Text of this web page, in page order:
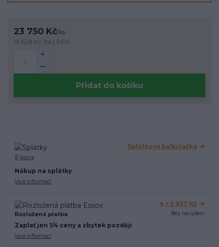
23 750 Kč/ks
19 628 Kč bez DPH
Přidat do košíku
Splátková kalkulačka
Nákup na splátky
Více informací
Rozložená platba
4 × 5 937 Kč
Bez navýšení
Zaplať jen 1/4 ceny a zbytek později
Více informací